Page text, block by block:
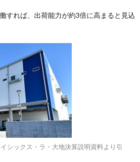
すれば、出荷能力が約3倍に高まると見込
シックス・ラ・大地決算説明資料より引